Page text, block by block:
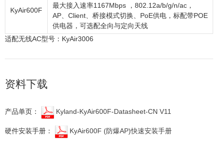
KyAir600F
最大接入速率1167Mbps ，802.12a/b/g/n/ac，
AP、Client、桥接模式切换、PoE供电，标配带POE
供电器，可选配全向与定向天线
适配无线AC型号：KyAir3006
资料下载
产品单页： Kyland-KyAir600F-Datasheet-CN V11
硬件安装手册： KyAir600F (防爆AP)快速安装手册